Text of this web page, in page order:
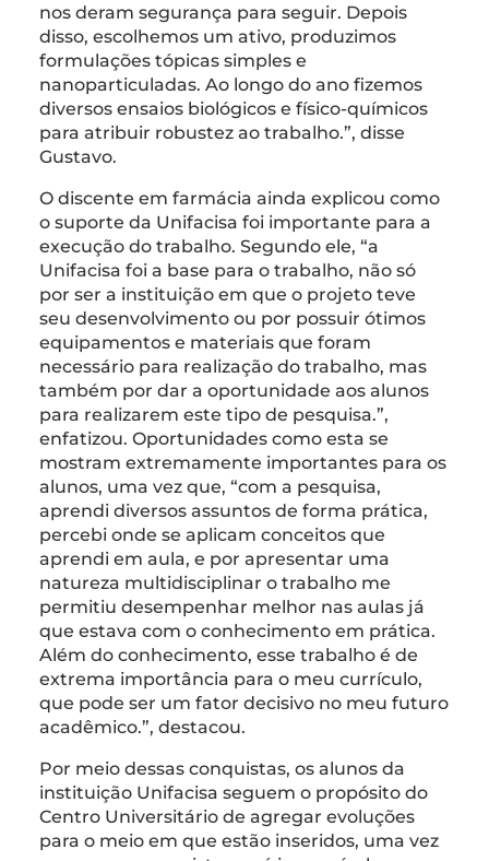
nos deram segurança para seguir. Depois
disso, escolhemos um ativo, produzimos
formulações tópicas simples e
nanoparticuladas. Ao longo do ano fizemos
diversos ensaios biológicos e físico-químicos
para atribuir robustez ao trabalho.”, disse
Gustavo.
O discente em farmácia ainda explicou como
o suporte da Unifacisa foi importante para a
execução do trabalho. Segundo ele, “a
Unifacisa foi a base para o trabalho, não só
por ser a instituição em que o projeto teve
seu desenvolvimento ou por possuir ótimos
equipamentos e materiais que foram
necessário para realização do trabalho, mas
também por dar a oportunidade aos alunos
para realizarem este tipo de pesquisa.”,
enfatizou. Oportunidades como esta se
mostram extremamente importantes para os
alunos, uma vez que, “com a pesquisa,
aprendi diversos assuntos de forma prática,
percebi onde se aplicam conceitos que
aprendi em aula, e por apresentar uma
natureza multidisciplinar o trabalho me
permitiu desempenhar melhor nas aulas já
que estava com o conhecimento em prática.
Além do conhecimento, esse trabalho é de
extrema importância para o meu currículo,
que pode ser um fator decisivo no meu futuro
acadêmico.”, destacou.
Por meio dessas conquistas, os alunos da
instituição Unifacisa seguem o propósito do
Centro Universitário de agregar evoluções
para o meio em que estão inseridos, uma vez